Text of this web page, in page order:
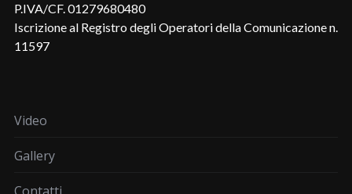
P.IVA/CF. 01279680480
Iscrizione al Registro degli Operatori della Comunicazione n.
11597
Video
Gallery